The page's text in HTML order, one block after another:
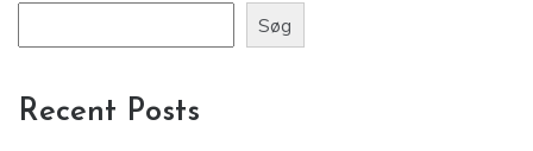
Søg
Recent Posts